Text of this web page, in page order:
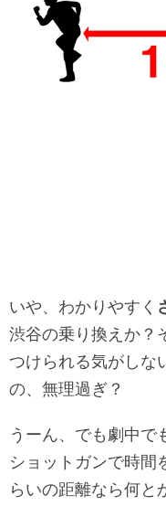
いや、わかりやすく
渋谷の乗り換えか？
つけられる気がしな
の、無理過ぎ？
うーん、でも劇中で
ショットガンで時間
らいの距離なら何と